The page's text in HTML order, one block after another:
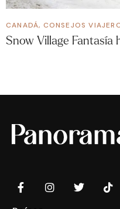
CANADÁ, CONSEJOS
Snow Village Fantasía